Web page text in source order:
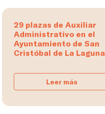
29 plazas de Auxiliar
Administrativo en el
Ayuntamiento de San
Cristóbal de La Laguna
Leer más